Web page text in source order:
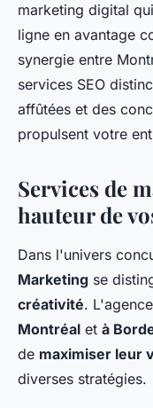
marketing digital
ligne en avantage
synergie entre
services SEO
affûtées et des
propulsent votre
Services de
hauteur de
Dans l'univers
Marketing se
créativité.
Montréal et à
de maximiser leur
diverses stratégies.